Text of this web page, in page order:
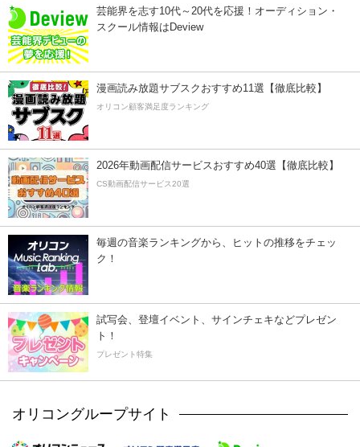
芸能界を志す10代～20代を応援！オーディション・
スクール情報はDeview
漫画読み放題サブスクおすすめ11選【徹底比較】
オリコン顧客満足度ランキング
2026年動画配信サービスおすすめ40選【徹底比較】
CS動画配信サービス20選
毎週の音楽ランキングから、ヒットの推移をチェッ
ク！
試写会、登壇イベント、サインチェキなどプレゼン
ト！
プレゼント特集
オリコングループサイト